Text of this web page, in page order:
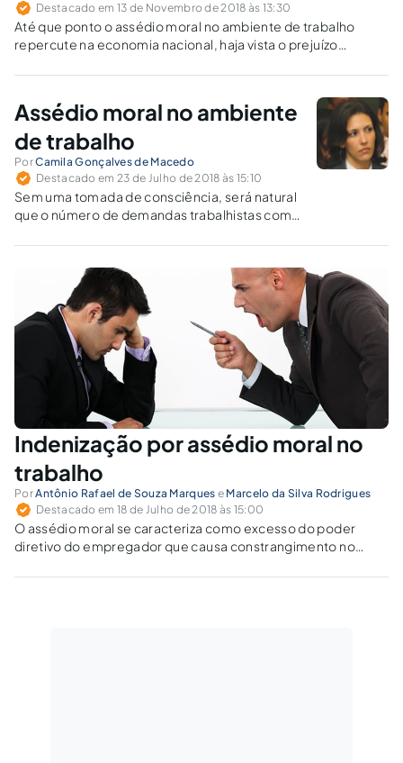
Destacado em 13 de Novembro de 2018 às 13:30
Até que ponto o assédio moral no ambiente de trabalho
repercute na economia nacional, haja vista o prejuízo
possibilidade de reabilitação por parte do trabalhador? Com
tratamento psicológico? Com retratação do assediador?
Assédio moral no ambiente
de trabalho
PorCamila Gonçalves de Macedo
Destacado em 23 de Julho de 2018 às 15:10
Sem uma tomada de consciência, será natural
que o número de demandas trabalhistas com
decorrentes de assédio moral continue
crescendo.
Indenização por assédio moral no
trabalho
PorAntônio Rafael de Souza Marques e Marcelo da Silva Rodrigues
Destacado em 18 de Julho de 2018 às 15:00
O assédio moral se caracteriza como excesso do poder
diretivo do empregador que causa constrangimento no
considerado o caso concreto, buscando a punição do